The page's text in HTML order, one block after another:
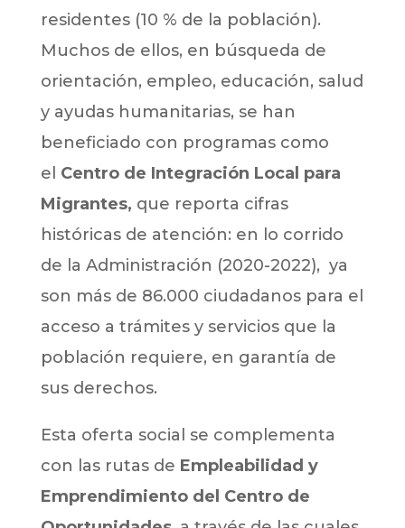
residentes (10 % de la población).
Muchos de ellos, en búsqueda de
orientación, empleo, educación, salud
y ayudas humanitarias, se han
beneficiado con programas como
el Centro de Integración Local para
Migrantes, que reporta cifras
históricas de atención: en lo corrido
de la Administración (2020-2022), ya
son más de 86.000 ciudadanos para el
acceso a trámites y servicios que la
población requiere, en garantía de
sus derechos.
Esta oferta social se complementa
con las rutas de Empleabilidad y
Emprendimiento del Centro de